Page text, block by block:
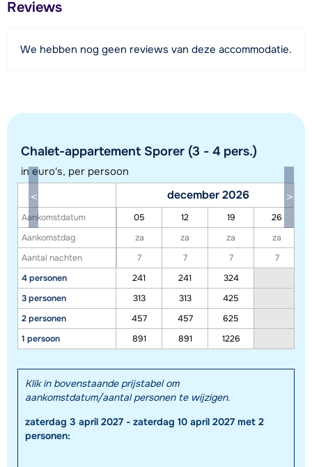
7,5 kilometer
9,5 kilometer (via cabinelift)
Afstand tot skibushalte
Toon alle accommodaties in dit gebied
Reviews
We hebben nog geen reviews van deze accommodatie.
Chalet-appartement Sporer (3 - 4 pers.)
in euro's, per persoon
Aankomstdatum
Aankomstdag
Aantal nachten
4 personen
3 personen
2 personen
1 persoon
december 2026
05 12 19
26
za
za za
za
7
7 7
7
241
241
324
313
313
425
457
457
625
891
891 1226
Klik in bovenstaande prijstabel om
aankomstdatum/aantal personen te wijzigen.
zaterdag 3 april 2027 - zaterdag 10 april 2027 met 2
personen: